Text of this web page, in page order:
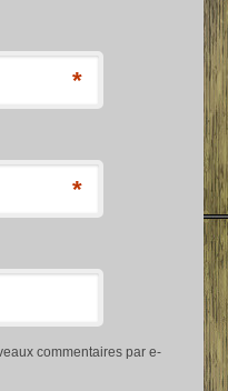
*
*
commentaires par e-